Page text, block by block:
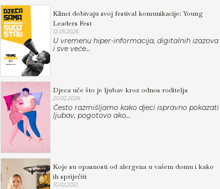
Klinci dobivaju svoj festival komunikacije: Young
Leaders Fest
12.05.2026.
U vremenu hiper-informacija, digitalnih izazova
i sve veće...
Djeca uče što je ljubav kroz odnos roditelja
20.02.2026.
Često razmišljamo kako djeci ispravno pokazati
ljubav, pogotovo ako...
Koje su opasnosti od alergena u vašem domu i kako
ih spriječiti
10.02.2021.